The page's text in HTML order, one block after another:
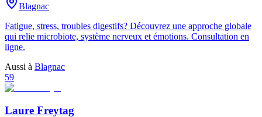
Blagnac
Fatigue, stress, troubles digestifs? Découvrez une approche globale
qui relie microbiote, système nerveux et émotions. Consultation en
ligne.
Aussi à Blagnac
59
Laure Freytag